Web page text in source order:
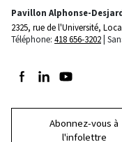
Pavillon Alphonse-
2325, rue de l'Université,
Téléphone: 418 656-3202
Suivez-nous sur Facebook
Suivez-nous sur
Suivez-nous sur
Abonnez-vous à
l'infolettre